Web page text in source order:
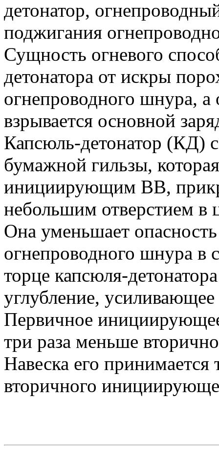
детонатор,
поджигания
Сущность огневого
детонатора от искры
огнепроводного шнура, а
взрывается основной
Капсюль-детонатор (КД)
бумажной гильзы,
инициирующим ВВ,
небольшим отверстием
Она уменьшает
огнепроводного шнура в
торце капсюля-
углубление,
Первичное
три раза меньше
Навеска его принимается
вторичного